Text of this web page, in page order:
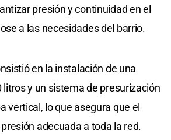
presión y continuidad en el
a las necesidades del barrio.
en la instalación de una
y un sistema de presurización
vertical, lo que asegura que el
adecuada a toda la red.